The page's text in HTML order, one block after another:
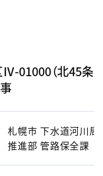
01000（北45条
札幌市 下水道河川局
推進部 管路保全課